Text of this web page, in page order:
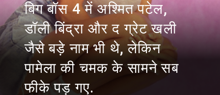
बिग बॉस 4 में अश्मित पटेल,
डॉली बिंद्रा और द ग्रेट खली
जैसे बड़े नाम भी थे, लेकिन
पामेला की चमक के सामने सब
फीके पड़ गए.